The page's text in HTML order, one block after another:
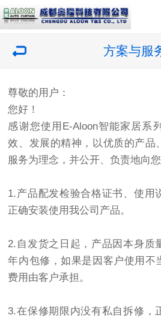
方案与服
尊敬的用户：
您好！
感谢您使用E-Aloon智能家居系
效、发展的精神，以优质的产品
服务为理念，并公开、负责地向
1.产品配发检验合格证书、使用
正确安装使用我公司产品。
2.自发货之日起，产品因本身质
年内包修，如果是因客户使用不
费用由客户承担。
3.在保修期限内没有私自拆修，